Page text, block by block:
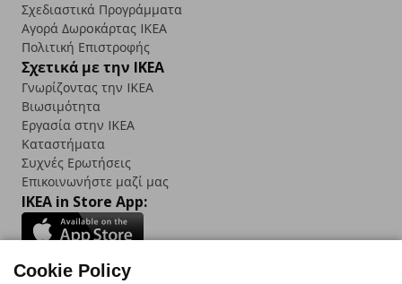
Σχεδιαστικά Προγράμματα
Αγορά Δωρoκάρτας IKEA
Πολιτική Επιστροφής
Σχετικά με την IKEA
Γνωρίζοντας την IKEA
Βιωσιμότητα
Εργασία στην IKEA
Καταστήματα
Συχνές Ερωτήσεις
Επικοινωνήστε μαζί μας
IKEA in Store App:
Cookie Policy